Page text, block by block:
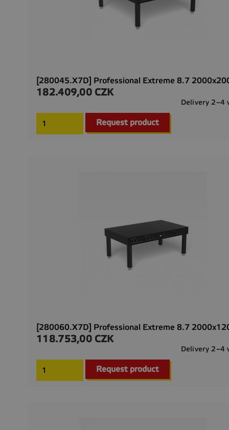
[280045.X7D] Professional Extreme 8.7
Precio
182.409,00 CZK
Delivery 2–4
Request product
[280060.X7D] Professional Extreme 8.7
Precio
118.753,00 CZK
Delivery 2–4
Request product